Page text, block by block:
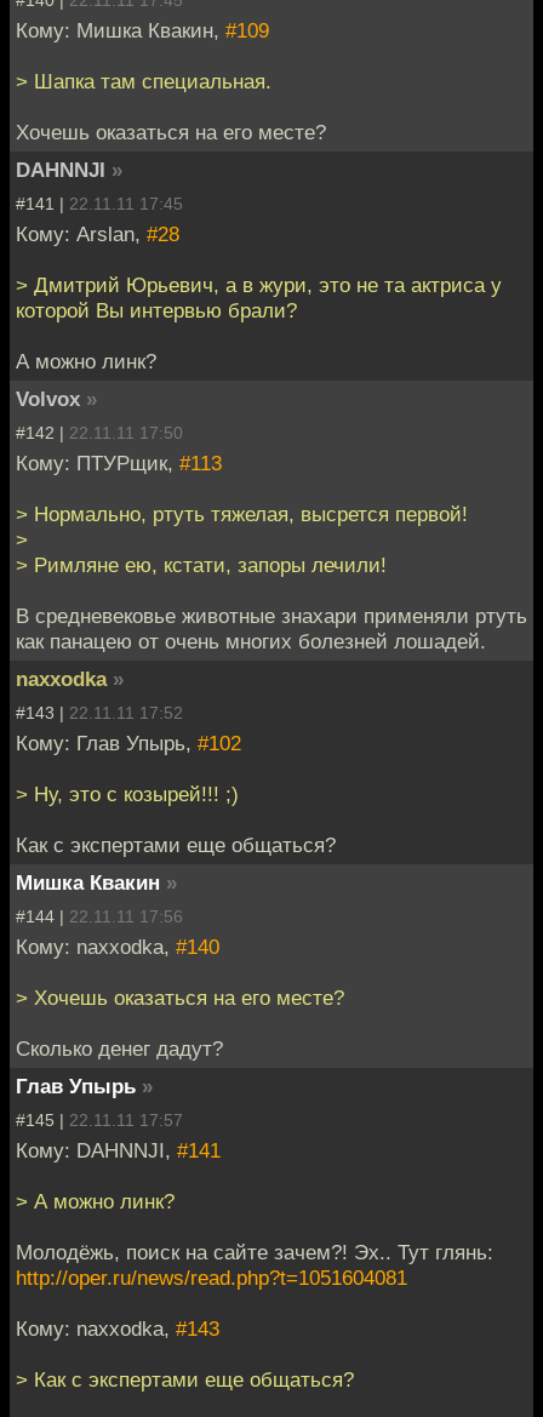
Кому: Мишка Квакин, #109
> Шапка там специальная.
Хочешь оказаться на его месте?
DAHNNJI »
#141 | 22.11.11 17:45
Кому: Arslan, #28
> Дмитрий Юрьевич, а в жури, это не та актриса у
которой Вы интервью брали?
А можно линк?
Volvox »
#142 | 22.11.11 17:50
Кому: ПТУРщик, #113
> Нормально, ртуть тяжелая, высрется первой!
>
> Римляне ею, кстати, запоры лечили!
В средневековье животные знахари применяли ртуть
как панацею от очень многих болезней лошадей.
naxxodka »
#143 | 22.11.11 17:52
Кому: Глав Упырь, #102
> Ну, это с козырей!!! ;)
Как с экспертами еще общаться?
Мишка Квакин »
#144 | 22.11.11 17:56
Кому: naxxodka, #140
> Хочешь оказаться на его месте?
Сколько денег дадут?
Глав Упырь »
#145 | 22.11.11 17:57
Кому: DAHNNJI, #141
> А можно линк?
Молодёжь, поиск на сайте зачем?! Эх.. Тут глянь:
http://oper.ru/news/read.php?t=1051604081
Кому: naxxodka, #143
> Как с экспертами еще общаться?